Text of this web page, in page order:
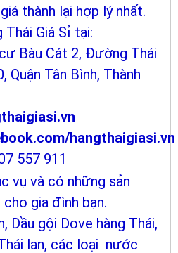
thành lại hợp lý nhất.
Thái Giá Sỉ tại:
Bàu Cát 2, Đường Thái
Quận Tân Bình, Thành
hangthaigiasi.vn
557 911
vụ và có những sản
gia đình bạn.
Dầu gội Dove hàng Thái,
lan, các loại nước